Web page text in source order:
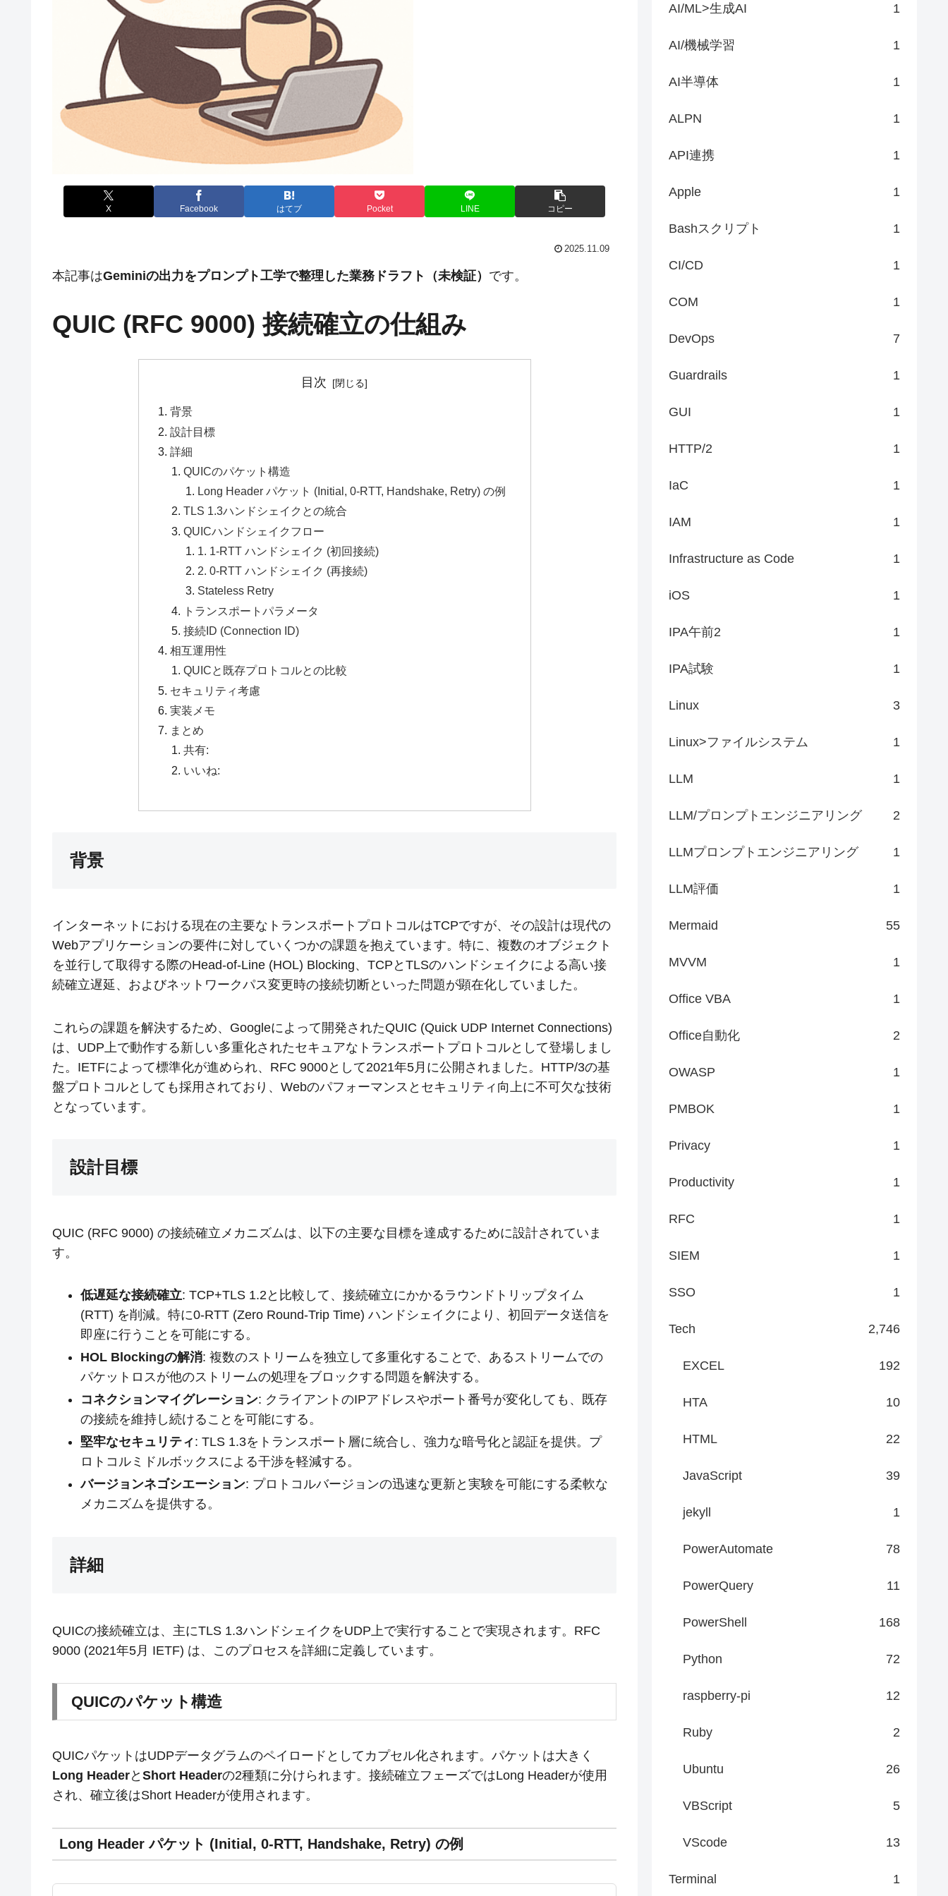
X Facebook はてブ Pocket LINE コピー
2025.11.09
本記事はGeminiの出力をプロンプト工学で整理した業務ドラフト（未検証） です。
QUIC (RFC 9000) 接続確立の仕組み
目次
背景
設計目標
詳細
QUICのパケット構造
Long Header パケット (Initial, 0-RTT, Handshake, Retry) の例
TLS 1.3ハンドシェイクとの統合
QUICハンドシェイクフロー
1. 1-RTT ハンドシェイク (初回接続)
2. 0-RTT ハンドシェイク (再接続)
Stateless Retry
トランスポートパラメータ
接続ID (Connection ID)
相互運用性
QUICと既存プロトコルとの比較
セキュリティ考慮
実装メモ
まとめ
共有:
いいね:
背景
インターネットにおける現在の主要なトランスポートプロトコルはTCPですが、その設計は現代の
Webアプリケーションの要件に対していくつかの課題を抱えています。特に、複数のオブジェクト
を並行して取得する際のHead-of-Line (HOL) Blocking、TCPとTLSのハンドシェイクによる高い接
続確立遅延、およびネットワークパス変更時の接続切断といった問題が顕在化していました。
これらの課題を解決するため、Googleによって開発されたQUIC (Quick UDP Internet Connections)
は、UDP上で動作する新しい多重化されたセキュアなトランスポートプロトコルとして登場しまし
た。IETFによって標準化が進められ、RFC 9000として2021年5月に公開されました。HTTP/3の基
盤プロトコルとしても採用されており、Webのパフォーマンスとセキュリティ向上に不可欠な技術
となっています。
設計目標
QUIC (RFC 9000) の接続確立メカニズムは、以下の主要な目標を達成するために設計されていま
す。
低遅延な接続確立: TCP+TLS 1.2と比較して、接続確立にかかるラウンドトリップタイム
(RTT) を削減。特に0-RTT (Zero Round-Trip Time) ハンドシェイクにより、初回データ送信を
即座に行うことを可能にする。
HOL Blockingの解消: 複数のストリームを独立して多重化することで、あるストリームでの
パケットロスが他のストリームの処理をブロックする問題を解決する。
コネクションマイグレーション: クライアントのIPアドレスやポート番号が変化しても、既存
の接続を維持し続けることを可能にする。
堅牢なセキュリティ: TLS 1.3をトランスポート層に統合し、強力な暗号化と認証を提供。プ
ロトコルミドルボックスによる干渉を軽減する。
バージョンネゴシエーション: プロトコルバージョンの迅速な更新と実験を可能にする柔軟な
メカニズムを提供する。
詳細
QUICの接続確立は、主にTLS 1.3ハンドシェイクをUDP上で実行することで実現されます。RFC
9000 (2021年5月 IETF) は、このプロセスを詳細に定義しています。
QUICのパケット構造
QUICパケットはUDPデータグラムのペイロードとしてカプセル化されます。パケットは大きく
Long Headerと Short Headerの2種類に分けられます。接続確立フェーズではLong Headerが使用
され、確立後はShort Headerが使用されます。
Long Header パケット (Initial, 0-RTT, Handshake, Retry) の例
AI/ML>生成AI 1
AI/機械学習 1
AI半導体 1
ALPN 1
API連携 1
Apple 1
Bashスクリプト 1
CI/CD 1
COM 1
DevOps 7
Guardrails 1
GUI 1
HTTP/2 1
IaC 1
IAM 1
Infrastructure as Code 1
iOS 1
IPA午前2 1
IPA試験 1
Linux 3
Linux>ファイルシステム 1
LLM 1
LLM/プロンプトエンジニアリング 2
LLMプロンプトエンジニアリング 1
LLM評価 1
Mermaid 55
MVVM 1
Office VBA 1
Office自動化 2
OWASP 1
PMBOK 1
Privacy 1
Productivity 1
RFC 1
SIEM 1
SSO 1
Tech 2,746
EXCEL 192
HTA 10
HTML 22
JavaScript 39
jekyll 1
PowerAutomate 78
PowerQuery 11
PowerShell 168
Python 72
raspberry-pi 12
Ruby 2
Ubuntu 26
VBScript 5
VScode 13
Terminal 1